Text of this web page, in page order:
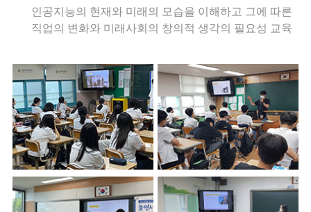
인공지능의 현재와 미래의 모습을 이해하고 그에 따른
직업의 변화와 미래사회의 창의적 생각의 필요성 교육